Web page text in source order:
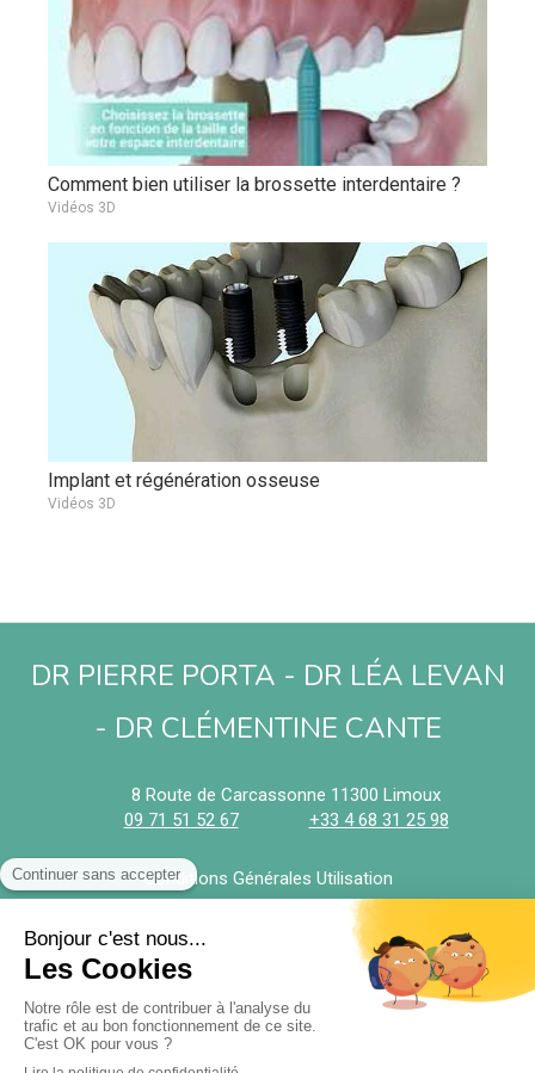
Comment bien utiliser la brossette interdentaire ?
Vidéos 3D
Implant et régénération osseuse
Vidéos 3D
DR PIERRE PORTA - DR LÉA LEVAN
- DR CLÉMENTINE CANTE
8 Route de Carcassonne 11300 Limoux
09 71 51 52 67
+33 4 68 31 25 98
Conditions Générales Utilisation
Politique de confidentialité et charte cookie
Charte déontologique
Ordre national
Annuaires chirurgiens dentistes